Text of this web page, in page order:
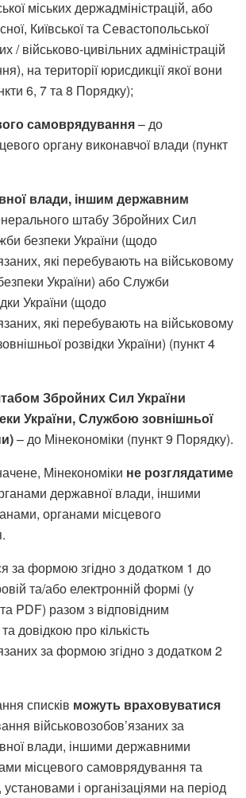
міських держадміністрацій, або
Київської та Севастопольської
/ військово-цивільних адміністрацій
на території юрисдикції якої вони
6, 7 та 8 Порядку);
самоврядування– до
органу виконавчої влади (пункт
влади, іншим державним
штабу Збройних Сил
безпеки України (щодо
які перебувають на військовому
України) або Служби
України (щодо
які перебувають на військовому
розвідки України) (пункт 4
Збройних Сил України
України, Службою зовнішньої
– до Мінекономіки (пункт 9 Порядку).
Мінекономіки не розглядатиме
державної влади, іншими
органами місцевого
за формою згідно з додатком 1 до
та/або електронній формі (у
PDF) разом з відповідним
довідкою про кількість
за формою згідно з додатком 2
списків можуть враховуватися
військовозобов’язаних за
влади, іншими державними
місцевого самоврядування та
і організаціями на період